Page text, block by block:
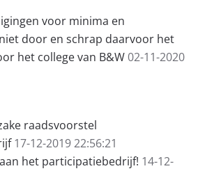
voor minima en
door en schrap daarvoor het
het college van B&W02-11-2020
raadsvoorstel
17-12-2019 22:56:21
het participatiebedrijf! 14-12-